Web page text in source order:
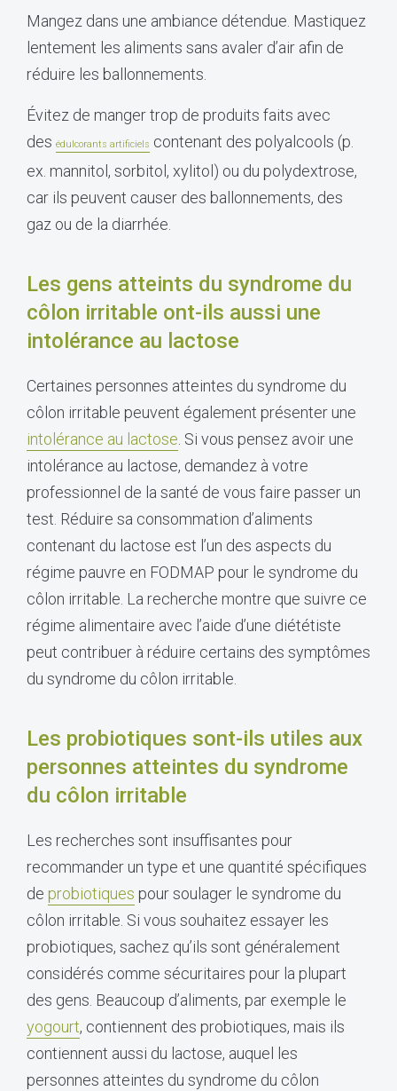
Mangez dans une ambiance détendue. Mastiquez
lentement les aliments sans avaler d’air afin de
réduire les ballonnements.
Évitez de manger trop de produits faits avec
des édulcorants artificiels contenant des polyalcools (p.
ex. mannitol, sorbitol, xylitol) ou du polydextrose,
car ils peuvent causer des ballonnements, des
gaz ou de la diarrhée.
Les gens atteints du syndrome du
côlon irritable ont-ils aussi une
intolérance au lactose
Certaines personnes atteintes du syndrome du
côlon irritable peuvent également présenter une
intolérance au lactose. Si vous pensez avoir une
intolérance au lactose, demandez à votre
professionnel de la santé de vous faire passer un
test. Réduire sa consommation d’aliments
contenant du lactose est l’un des aspects du
régime pauvre en FODMAP pour le syndrome du
côlon irritable. La recherche montre que suivre ce
régime alimentaire avec l’aide d’une diététiste
peut contribuer à réduire certains des symptômes
du syndrome du côlon irritable.
Les probiotiques sont-ils utiles aux
personnes atteintes du syndrome
du côlon irritable
Les recherches sont insuffisantes pour
recommander un type et une quantité spécifiques
de probiotiques pour soulager le syndrome du
côlon irritable. Si vous souhaitez essayer les
probiotiques, sachez qu’ils sont généralement
considérés comme sécuritaires pour la plupart
des gens. Beaucoup d’aliments, par exemple le
yogourt, contiennent des probiotiques, mais ils
contiennent aussi du lactose, auquel les
personnes atteintes du syndrome du côlon